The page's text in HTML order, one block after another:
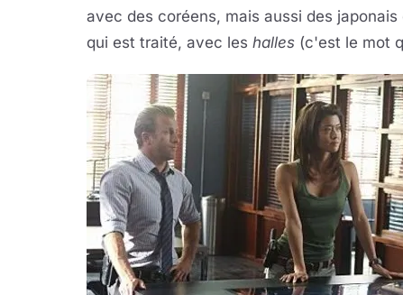
avec des coréens, mais aussi des
qui est traité, avec les halles (c'est le mot